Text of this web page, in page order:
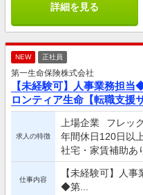
詳細を見る
NEW 正社員
第一生命保険株式会社
【未経験可】人事業務担
ロンティア生命【転職支援
求人の特徴
上場企業 フレッ
年間休日120日以上
社宅・家賃補助あ
仕事内容
【未経験可】人
◆第...